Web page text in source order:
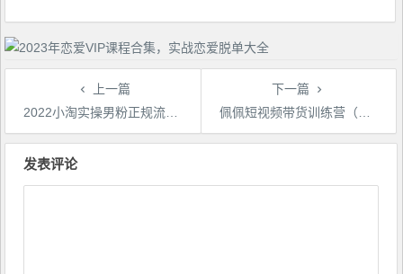
上一篇
2022小淘实操男粉正规流量变现项目，一台手机即可轻松操作【视频课程】
下一篇
佩佩短视频带货训练营（第三期），不用拍摄、不用露脸、不用买产品、一部手机即可剪辑
文
发表评论